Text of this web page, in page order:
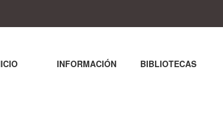
INFORMACIÓN BIBLIOTECAS